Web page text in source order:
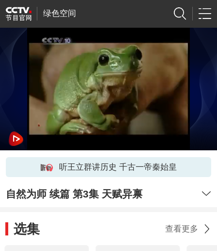
绿色空间
听王立群讲历史 千古一帝秦始皇
自然为师 续篇 第3集 天赋异禀
选集 查看更多